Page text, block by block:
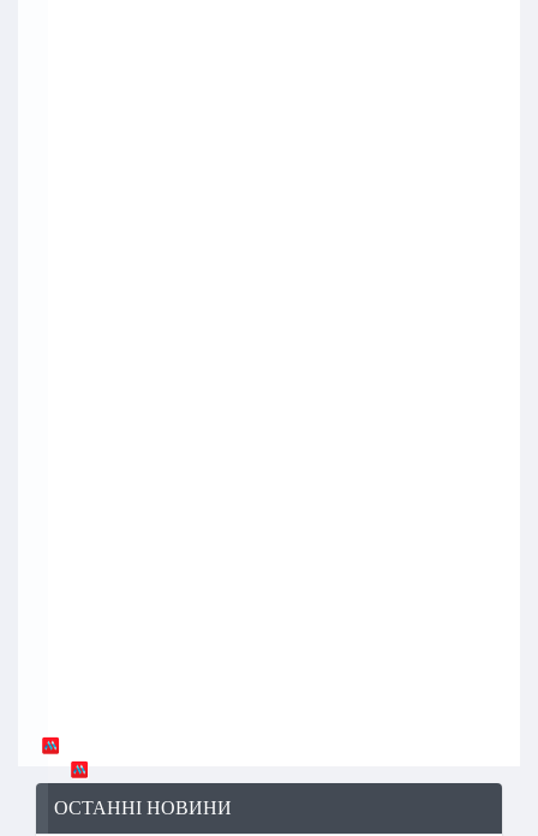
ОСТАННІ НОВИНИ